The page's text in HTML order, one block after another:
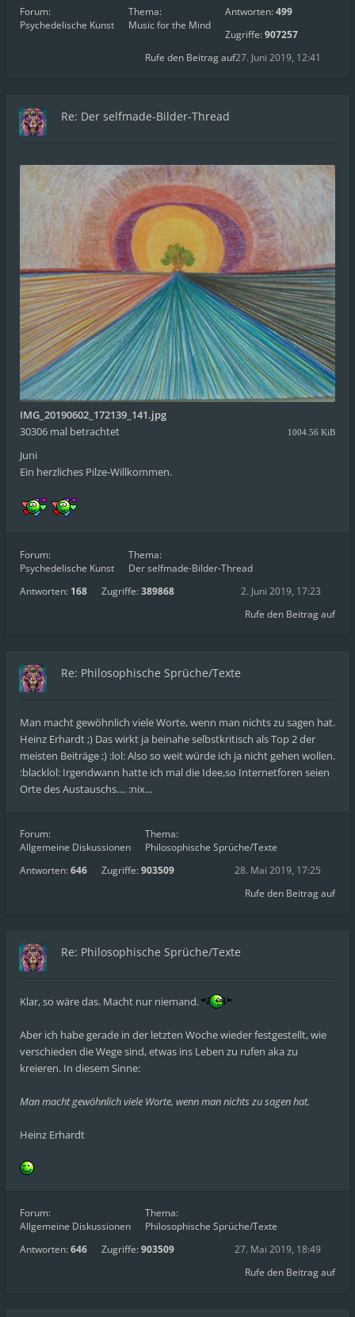
Forum:
Psychedelische Kunst
Thema:
Music for the Mind
Antworten:499
Zugriffe:907257
27. Juni 2019, 12:41
Rufe den Beitrag auf
Re: Der selfmade-Bilder-Thread
IMG_20190602_172139_141.jpg
30306 mal betrachtet
1004.56 KiB
Juni
Ein herzliches Pilze-Willkommen.
Forum:
Psychedelische Kunst
Thema:
Der selfmade-Bilder-Thread
Antworten: 168 Zugriffe:389868
2. Juni 2019, 17:23
Rufe den Beitrag auf
Re: Philosophische Sprüche/Texte
Man macht gewöhnlich viele Worte, wenn man nichts zu sagen hat.
Heinz Erhardt ;) Das wirkt ja beinahe selbstkritisch als Top 2 der
meisten Beiträge ;) :lol: Also so weit würde ich ja nicht gehen wollen.
:blacklol: Irgendwann hatte ich mal die Idee,so Internetforen seien
Orte des Austauschs.... :nix...
Forum:
Allgemeine Diskussionen
Thema:
Philosophische Sprüche/Texte
Antworten:646 Zugriffe:903509
28. Mai 2019, 17:25
Rufe den Beitrag auf
Re: Philosophische Sprüche/Texte
Klar, so wäre das. Macht nur niemand.
Aber ich habe gerade in der letzten Woche wieder festgestellt, wie
verschieden die Wege sind, etwas ins Leben zu rufen aka zu
kreieren. In diesem Sinne:
Man macht gewöhnlich viele Worte, wenn man nichts zu sagen hat.
Heinz Erhardt
Forum:
Allgemeine Diskussionen
Thema:
Philosophische Sprüche/Texte
Antworten:646 Zugriffe:903509
27. Mai 2019, 18:49
Rufe den Beitrag auf